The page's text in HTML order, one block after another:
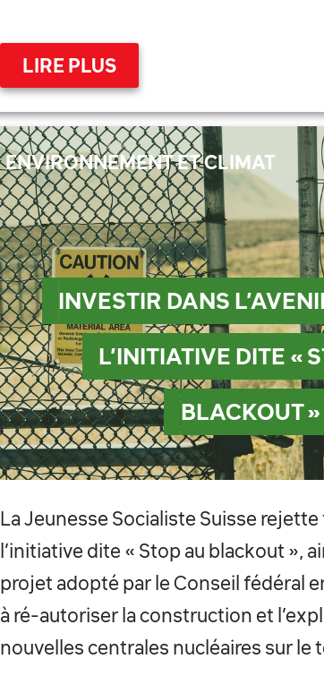
LIRE PLUS
INVESTIR DANS
L’INITIATIVE DITE «
BLACKOUT »
ENVIRONNEMENT ET CLIMAT
La Jeunesse Socialiste Suisse
l’initiative dite « Stop au blackout »,
projet adopté par le Conseil fédéral
à ré-autoriser la construction et
nouvelles centrales nucléaires sur le